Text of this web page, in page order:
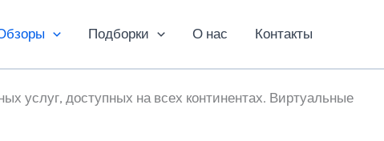
Подборки О нас Контакты
услуг, доступных на всех континентах. Виртуальные